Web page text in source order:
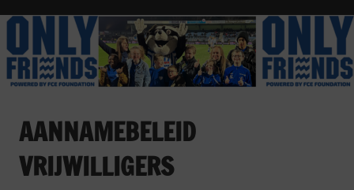
AANNAMEBELEID
VRIJWILLIGERS